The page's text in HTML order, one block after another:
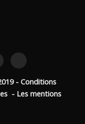
- Conditions
- Les mentions